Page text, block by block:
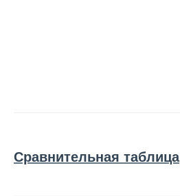
Сравнительная таблица